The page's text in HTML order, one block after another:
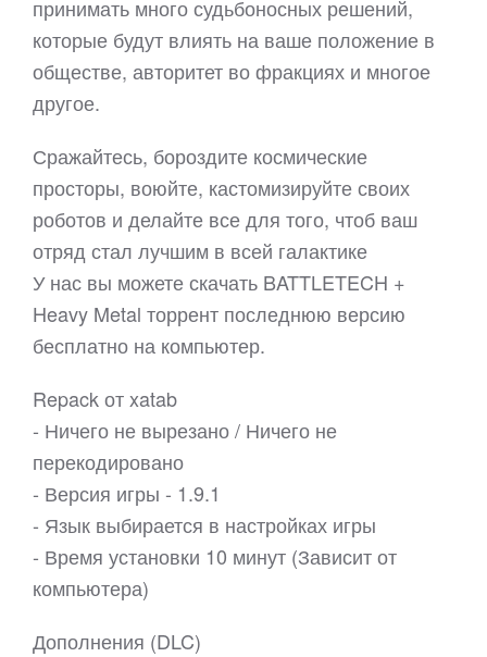
принимать много судьбоносных решений,
которые будут влиять на ваше положение в
обществе, авторитет во фракциях и многое
другое.
Сражайтесь, бороздите космические
просторы, воюйте, кастомизируйте своих
роботов и делайте все для того, чтоб ваш
отряд стал лучшим в всей галактике
У нас вы можете скачать BATTLETECH +
Heavy Metal торрент последнюю версию
бесплатно на компьютер.
Repack от xatab
- Ничего не вырезано / Ничего не
перекодировано
- Версия игры - 1.9.1
- Язык выбирается в настройках игры
- Время установки 10 минут (Зависит от
компьютера)
Дополнения (DLC)